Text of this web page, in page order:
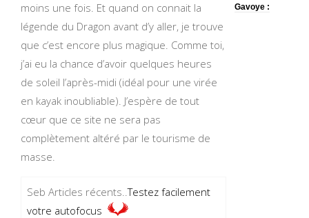
moins une fois. Et quand on connait la
légende du Dragon avant d’y aller, je trouve
que c’est encore plus magique. Comme toi,
j’ai eu la chance d’avoir quelques heures
de soleil l’après-midi (idéal pour une virée
en kayak inoubliable). J’espère de tout
cœur que ce site ne sera pas
complètement altéré par le tourisme de
masse.
Seb Articles récents..Testez facilement
votre autofocus
Gavoye :